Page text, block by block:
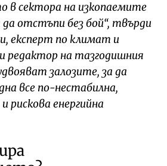
в сектора на изкопаемите
да отстъпи без бой“, твърди
експерт по климат и
редактор на тазгодишния
залозите, за да
все по-нестабилна,
рискова енергийна